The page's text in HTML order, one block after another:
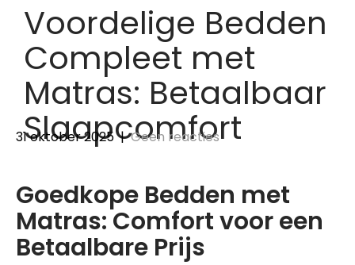
Voordelige Bedden
Compleet met
Matras: Betaalbaar
Slaapcomfort
31 oktober 2025|Geen reacties
Goedkope Bedden met
Matras: Comfort voor een
Betaalbare Prijs